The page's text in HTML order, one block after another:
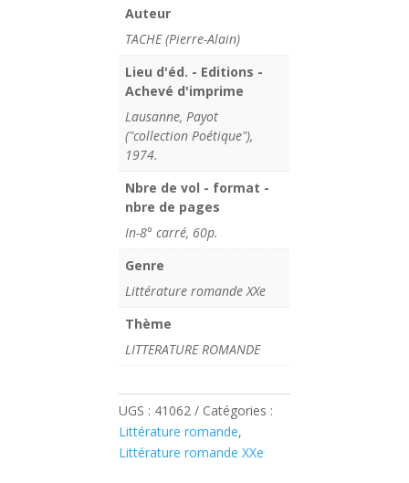
Auteur
TACHE (Pierre-Alain)
Lieu d'éd. - Editions -
Achevé d'imprime
Lausanne, Payot
("collection Poétique"),
1974.
Nbre de vol - format -
nbre de pages
In-8° carré, 60p.
Genre
Littérature romande XXe
Thème
LITTERATURE ROMANDE
UGS : 41062
Catégories :
Littérature romande,
Littérature romande XXe